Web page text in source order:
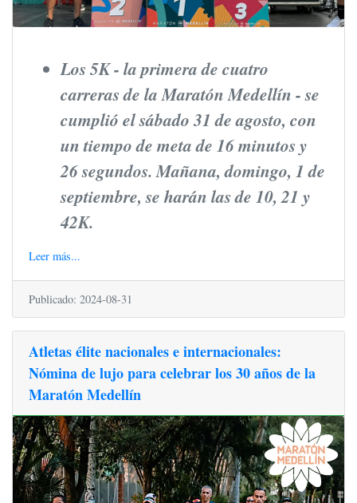
Los 5K - la primera de cuatro
carreras de la Maratón Medellín - se
cumplió el sábado 31 de agosto, con
un tiempo de meta de 16 minutos y
26 segundos. Mañana, domingo, 1 de
septiembre, se harán las de 10, 21 y
42K.
Leer más...
Publicado: 2024-08-31
Atletas élite nacionales e internacionales:
Nómina de lujo para celebrar los 30 años de la
Maratón Medellín